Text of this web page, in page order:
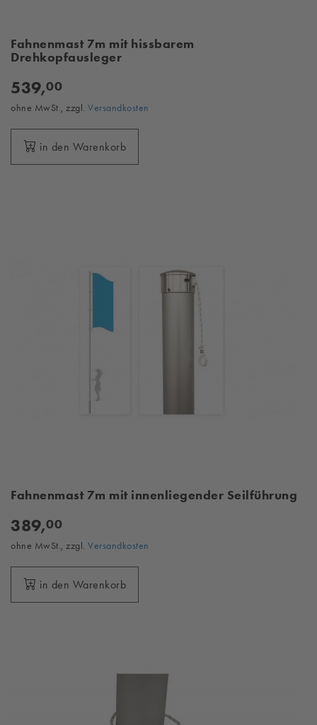
Fahnenmast 7m mit hissbarem
Drehkopfausleger
539,00
ohne MwSt., zzgl. Versandkosten
in den Warenkorb
Fahnenmast 7m mit innenliegender Seilführung
389,00
ohne MwSt., zzgl. Versandkosten
in den Warenkorb